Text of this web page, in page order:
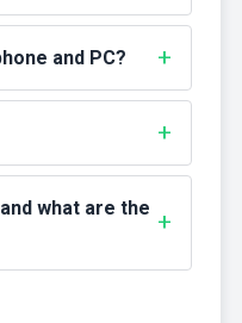
and PC?
what are the